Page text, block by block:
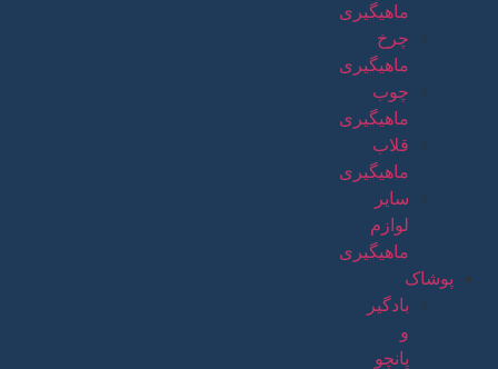
ماهیگیری
چرخ
ماهیگیری
چوب
ماهیگیری
قلاب
ماهیگیری
سایر
لوازم
ماهیگیری
پوشاک
بادگیر
و
پانچو